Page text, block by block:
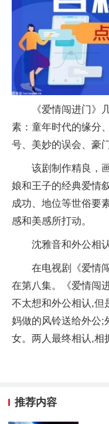
《爱情闯进门》
素：童年时代的缘分
号、美妙的误会、豪
该剧制作精良，
娘和王子的经典爱情
成功、地位等世俗要
感和美感所打动。
沈雅音和外公相
在电视剧《爱情
在第八集。《爱情闯
不太想和外公相认,但
妈做的风铃送给外公;
女。两人最终相认,相
推荐内容